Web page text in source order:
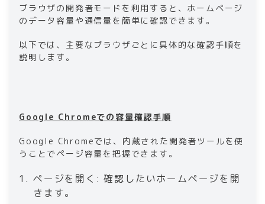
ブラウザの開発者モードを利用すると、ホームページ
のデータ容量や通信量を簡単に確認できます。
以下では、主要なブラウザごとに具体的な確認手順を
説明します。
Google Chromeでの容量確認手順
Google Chromeでは、内蔵された開発者ツールを使
うことでページ容量を把握できます。
ページを開く: 確認したいホームページを開
きます。